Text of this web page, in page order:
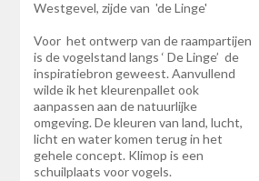
Westgevel, zijde van 'de Linge'
Voor het ontwerp van de raampartijen
is de vogelstand langs ‘ De Linge’ de
inspiratiebron geweest. Aanvullend
wilde ik het kleurenpallet ook
aanpassen aan de natuurlijke
omgeving. De kleuren van land, lucht,
licht en water komen terug in het
gehele concept. Klimop is een
schuilplaats voor vogels.